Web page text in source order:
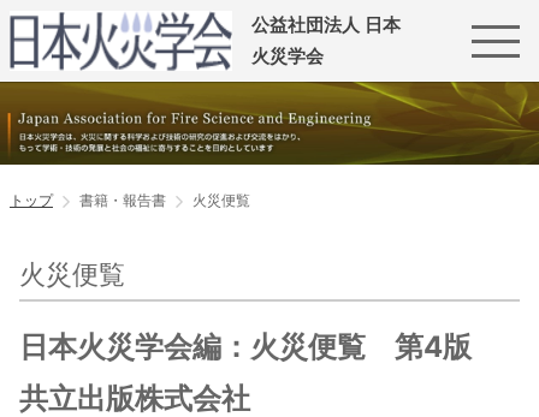
公益社団法人 日本
火災学会
トップ 書籍・報告書 火災便覧
火災便覧
日本火災学会編：火災便覧 第4版
共立出版株式会社